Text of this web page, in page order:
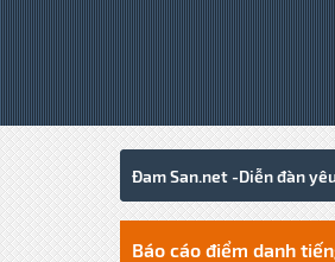
Đam San.net -Diễn đàn
Báo cáo điểm danh